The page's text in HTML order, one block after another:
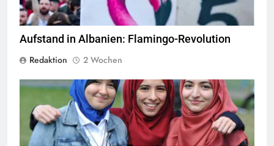
Aufstand in Albanien: Flamingo-Revolution
Redaktion
2 Wochen
Das Kopftuchverbot hat nur den Zweck Muslime zu stigmatisieren,
Quelle©CC-BY-2.0